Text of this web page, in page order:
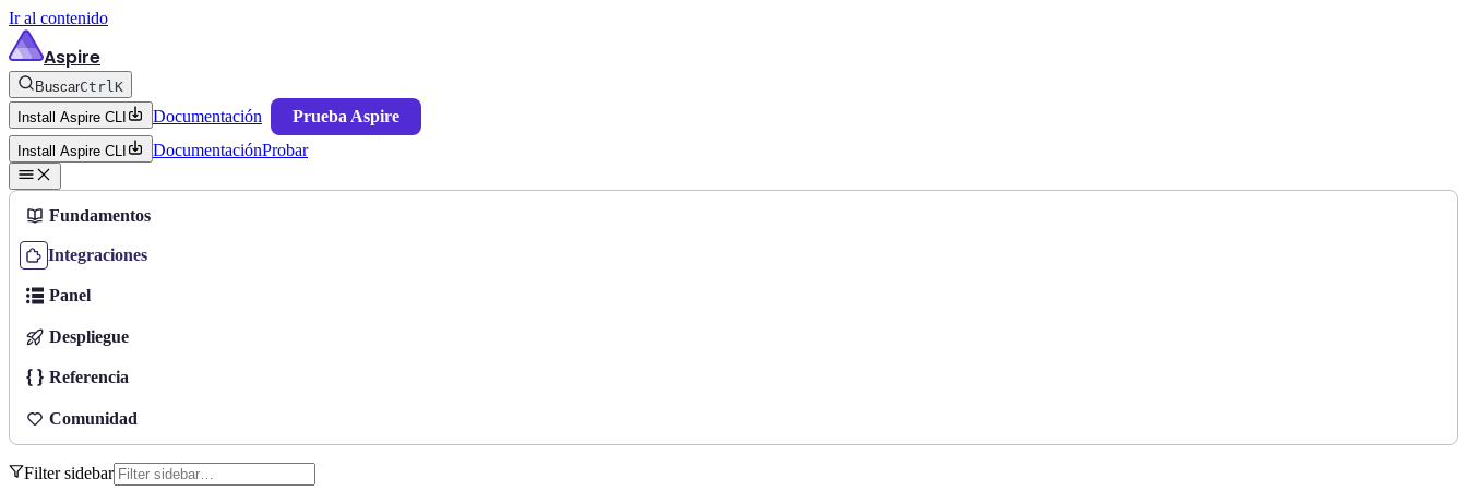
Ir al contenido
Aspire
BuscarCtrlK
Install Aspire CLI
Documentación Prueba Aspire
Install Aspire CLI DocumentaciónProbar
Fundamentos
Integraciones
Panel
Despliegue
Referencia
Comunidad
Filter sidebar